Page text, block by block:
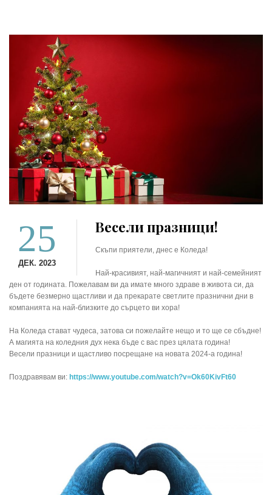
25
ДЕК. 2023
Весели празници!
Скъпи приятели, днес е Коледа!
Най-красивият, най-магичният и най-семейният
ден от годината. Пожелавам ви да имате много здраве в живота си, да
бъдете безмерно щастливи и да прекарате светлите празнични дни в
компанията на най-близките до сърцето ви хора!
На Коледа стават чудеса, затова си пожелайте нещо и то ще се сбъдне!
А магията на коледния дух нека бъде с вас през цялата година!
Весели празници и щастливо посрещане на новата 2024-а година!
Поздравявам ви: https://www.youtube.com/watch?v=Ok60KivFt60